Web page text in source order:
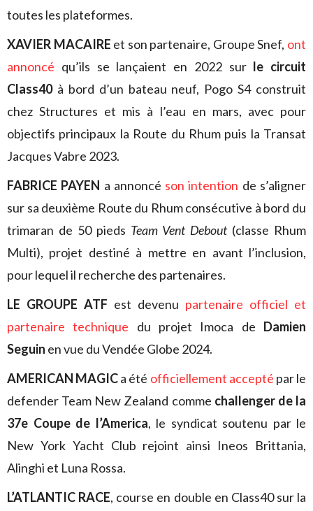
toutes les plateformes.
XAVIER MACAIRE et son partenaire, Groupe Snef, ont
annoncé qu’ils se lançaient en 2022 sur le circuit
Class40à bord d’un bateau neuf, Pogo S4 construit
chez Structures et mis à l’eau en mars, avec pour
objectifs principaux la Route du Rhum puis la Transat
Jacques Vabre 2023.
FABRICE PAYEN a annoncé son intention de s’aligner
sur sa deuxième Route du Rhum consécutive à bord du
trimaran de 50 pieds Team Vent Debout(classe Rhum
Multi), projet destiné à mettre en avant l’inclusion,
pour lequel il recherche des partenaires.
LE GROUPE ATF est devenu partenaire officiel et
partenaire technique du projet Imoca de Damien
Seguin en vue du Vendée Globe 2024.
AMERICAN MAGICa été officiellement accepté par le
defender Team New Zealand comme challenger de la
37e Coupe de l’America, le syndicat soutenu par le
New York Yacht Club rejoint ainsi Ineos Brittania,
Alinghi et Luna Rossa.
L’ATLANTIC RACE, course en double en Class40 sur la